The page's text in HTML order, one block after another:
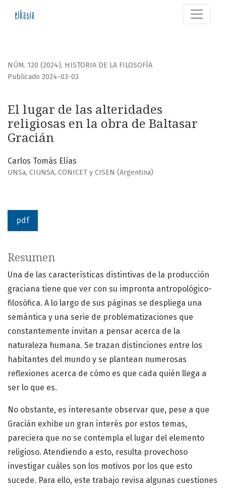
El lugar de las alteridades religiosas en la obra de
NÚM. 120 (2024), HISTORIA DE LA FILOSOFÍA
El lugar de las alteridades
religiosas en la obra de Baltasar
Gracián
Publicado 2024-03-03
Carlos Tomás Elías
UNSa, CIUNSA, CONICET y CISEN (Argentina)
pdf
Resumen
Una de las características distintivas de la producción
graciana tiene que ver con su impronta antropológico-
filosófica. A lo largo de sus páginas se despliega una
semántica y una serie de problematizaciones que
constantemente invitan a pensar acerca de la
naturaleza humana. Se trazan distinciones entre los
habitantes del mundo y se plantean numerosas
reflexiones acerca de cómo es que cada quién llega a
ser lo que es.
No obstante, es interesante observar que, pese a que
Gracián exhibe un gran interés por estos temas,
pareciera que no se contempla el lugar del elemento
religioso. Atendiendo a esto, resulta provechoso
investigar cuáles son los motivos por los que esto
sucede. Para ello, este trabajo revisa algunas cuestiones